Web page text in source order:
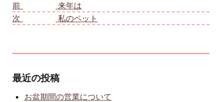
前
来年は
次
私のペット
最近の投稿
お盆期間の営業について